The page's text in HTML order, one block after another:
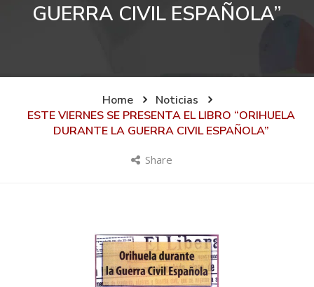
GUERRA CIVIL ESPAÑOLA”
Home
Noticias
ESTE VIERNES SE PRESENTA EL LIBRO “ORIHUELA
DURANTE LA GUERRA CIVIL ESPAÑOLA”
Share